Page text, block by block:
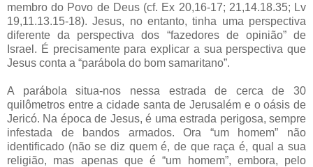
membro do Povo de Deus (cf. Ex 20,16-17; 21,14.18.35; Lv
19,11.13.15-18). Jesus, no entanto, tinha uma perspectiva
diferente da perspectiva dos “fazedores de opinião” de
Israel. É precisamente para explicar a sua perspectiva que
Jesus conta a “parábola do bom samaritano”.
A parábola situa-nos nessa estrada de cerca de 30
quilômetros entre a cidade santa de Jerusalém e o oásis de
Jericó. Na época de Jesus, é uma estrada perigosa, sempre
infestada de bandos armados. Ora “um homem” não
identificado (não se diz quem é, de que raça é, qual a sua
religião, mas apenas que é “um homem”, embora, pelo